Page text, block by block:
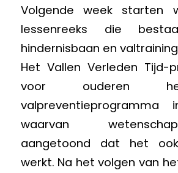
Volgende week starten
lessenreeks die
hindernisbaan en
Het Vallen Verleden Tijd-
voor ouderen
valpreventieprogramma
waarvan
aangetoond dat het
werkt. Na het volgen van